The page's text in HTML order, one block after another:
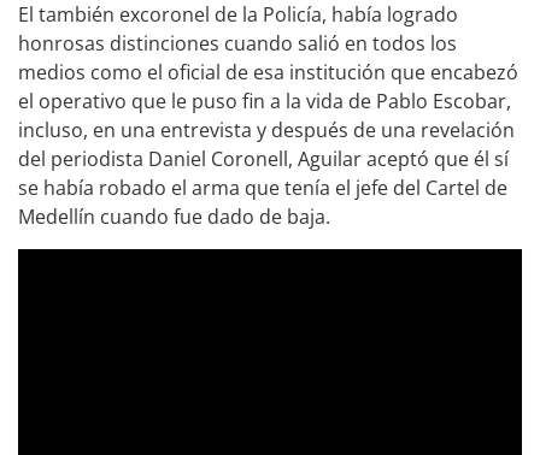
El también excoronel de la Policía, había logrado
honrosas distinciones cuando salió en todos los
medios como el oficial de esa institución que encabezó
el operativo que le puso fin a la vida de Pablo Escobar,
incluso, en una entrevista y después de una revelación
del periodista Daniel Coronell, Aguilar aceptó que él sí
se había robado el arma que tenía el jefe del Cartel de
Medellín cuando fue dado de baja.